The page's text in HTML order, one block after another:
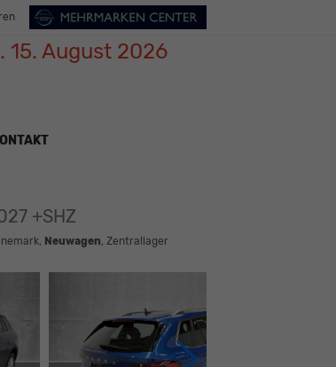
15. August 2026
+SHZ
Neuwagen, Zentrallager